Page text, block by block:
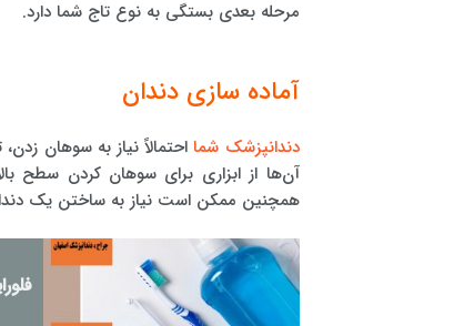
مرحله بعدی بستگی به نوع تاج شما دارد.
آماده سازی دندان
دندانپزشک شمااحتمالاً نیاز به سوهان
آن‌ها از ابزاری برای سوهان کردن سطح
همچنین ممکن است نیاز به ساختن یک